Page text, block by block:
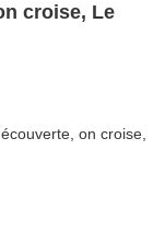
croise, Le